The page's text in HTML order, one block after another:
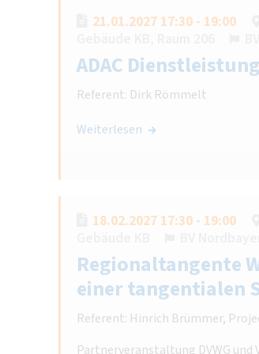
21.01.2027 17:30 - 19:00
ADAC
Referent: Dirk Römmelt
Weiterlesen
18.02.2027 17:30 - 19:00
Regionaltangente
einer tangentialen
Referent: Hinrich Brümmer,
Partnerveranstaltung DVWG und